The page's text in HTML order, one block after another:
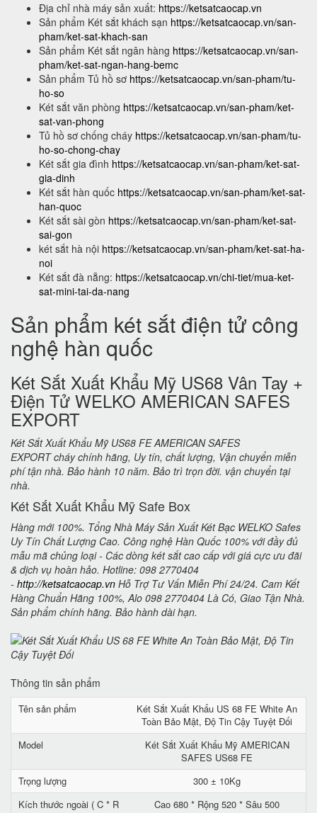
Địa chỉ nhà máy sản xuất: https://ketsatcaocap.vn
Sản phẩm Két sắt khách sạn https://ketsatcaocap.vn/san-
pham/ket-sat-khach-san
Sản phẩm Két sắt ngân hàng https://ketsatcaocap.vn/san-
pham/ket-sat-ngan-hang-bemc
Sản phẩm Tủ hồ sơ https://ketsatcaocap.vn/san-pham/tu-
ho-so
Két sắt văn phòng https://ketsatcaocap.vn/san-pham/ket-
sat-van-phong
Tủ hồ sơ chống cháy https://ketsatcaocap.vn/san-pham/tu-
ho-so-chong-chay
Két sắt gia đình https://ketsatcaocap.vn/san-pham/ket-sat-
gia-dinh
Két sắt hàn quốc https://ketsatcaocap.vn/san-pham/ket-sat-
han-quoc
Két sắt sài gòn https://ketsatcaocap.vn/san-pham/ket-sat-
sai-gon
két sắt hà nội https://ketsatcaocap.vn/san-pham/ket-sat-ha-
noi
Két sắt đà nẵng: https://ketsatcaocap.vn/chi-tiet/mua-ket-
sat-mini-tai-da-nang
Sản phẩm két sắt điện tử công
nghệ hàn quốc
Két Sắt Xuất Khẩu Mỹ US68 Vân Tay +
Điện Tử WELKO AMERICAN SAFES
EXPORT
Két Sắt Xuất Khẩu Mỹ US68 FE AMERICAN SAFES
EXPORT cháy chính hãng, Uy tín, chất lượng, Vận chuyển miễn
phí tận nhà. Bảo hành 10 năm. Bảo trì trọn đời. vận chuyển tại
nhà.
Két Sắt Xuất Khẩu Mỹ Safe Box
Hàng mới 100%. Tổng Nhà Máy Sản Xuất Két Bạc WELKO Safes
Uy Tín Chất Lượng Cao. Công nghệ Hàn Quốc 100% với đầy đủ
mẫu mã chủng loại - Các dòng két sắt cao cấp với giá cực ưu đãi
& dịch vụ hoàn hảo. Hotline: 098 2770404
- http://ketsatcaocap.vn Hỗ Trợ Tư Vấn Miễn Phí 24/24. Cam Kết
Hàng Chuẩn Hãng 100%, Alo 098 2770404 Là Có, Giao Tận Nhà.
Sản phẩm chính hãng. Bảo hành dài hạn.
Thông tin sản phẩm
Tên sản phẩm
Két Sắt Xuất Khẩu US 68 FE White An
Toàn Bảo Mật, Độ Tin Cậy Tuyệt Đối
Model
Két Sắt Xuất Khẩu Mỹ AMERICAN
SAFES US68 FE
Trọng lượng
300 ± 10Kg
Kích thước ngoài ( C * R
Cao 680 * Rộng 520 * Sâu 500